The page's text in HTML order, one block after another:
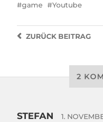
game
Youtube
ZURÜCKBEITRAG
2
STEFAN 1.